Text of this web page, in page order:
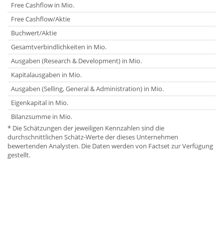
Free Cashflow in Mio.
Free Cashflow/Aktie
Buchwert/Aktie
Gesamtverbindlichkeiten in Mio.
Ausgaben (Research & Development) in Mio.
Kapitalausgaben in Mio.
Ausgaben (Selling, General & Administration) in Mio.
Eigenkapital in Mio.
Bilanzsumme in Mio.
* Die Schätzungen der jeweiligen Kennzahlen sind die
durchschnittlichen Schätz-Werte der dieses Unternehmen
bewertenden Analysten. Die Daten werden von Factset zur Verfügung
gestellt.